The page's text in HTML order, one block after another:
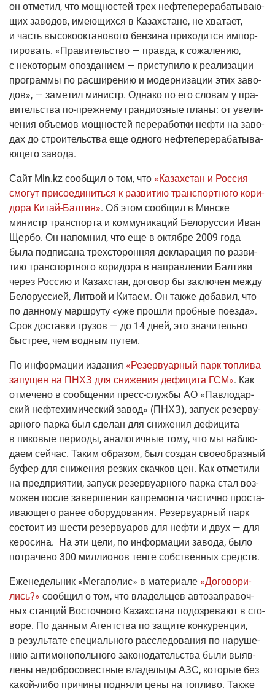
он отме­тил, что мощ­но­стей трех неф­те­пе­ре­ра­ба­ты­ва­ю­
щих заво­дов, име­ю­щих­ся в Казах­стане, не хва­та­ет,
и часть высо­ко­ок­та­но­во­го бен­зи­на при­хо­дит­ся импор­
ти­ро­вать. «Пра­ви­тель­ство — прав­да, к сожа­ле­нию,
с неко­то­рым опоз­да­ни­ем — при­сту­пи­ло к реа­ли­за­ции
про­грам­мы по рас­ши­ре­нию и модер­ни­за­ции этих заво­
дов», — заме­тил министр. Одна­ко по его сло­вам у пра­
ви­тель­ства по-преж­не­му гран­ди­оз­ные пла­ны: от уве­ли­
че­ния объ­е­мов мощ­но­стей пере­ра­бот­ки неф­ти на заво­
дах до стро­и­тель­ства еще одно­го неф­те­пе­ре­ра­ба­ты­ва­
ю­ще­го завода.
Сайт Мln.kz сооб­щил о том, что «Казах­стан и Рос­сия
смо­гут при­со­еди­нить­ся к раз­ви­тию транс­порт­но­го кори­
до­ра Китай-Бал­тия». Об этом сооб­щил в Мин­ске
министр транс­пор­та и ком­му­ни­ка­ций Бело­рус­сии Иван
Щер­бо. Он напом­нил, что еще в октяб­ре 2009 года
была под­пи­са­на трех­сто­рон­няя декла­ра­ция по раз­ви­
тию транс­порт­но­го кори­до­ра в направ­ле­нии Бал­ти­ки
через Рос­сию и Казах­стан, дого­вор бы заклю­чен меж­ду
Бело­рус­си­ей, Лит­вой и Кита­ем. Он так­же доба­вил, что
по дан­но­му марш­ру­ту «уже про­шли проб­ные поез­да».
Срок достав­ки гру­зов — до 14 дней, это зна­чи­тель­но
быст­рее, чем вод­ным путем.
По инфор­ма­ции изда­ния «Резер­ву­ар­ный парк топ­ли­ва
запу­щен на ПНХЗ для сни­же­ния дефи­ци­та ГСМ». Как
отме­че­но в сооб­ще­нии пресс-служ­бы АО «Пав­ло­дар­
ский неф­те­хи­ми­че­ский завод» (ПНХЗ), запуск резер­ву­
ар­но­го пар­ка был сде­лан для сни­же­ния дефи­ци­та
в пико­вые пери­о­ды, ана­ло­гич­ные тому, что мы наблю­
да­ем сей­час. Таким обра­зом, был создан свое­об­раз­ный
буфер для сни­же­ния рез­ких скач­ков цен. Как отме­ти­ли
на пред­при­я­тии, запуск резер­ву­ар­но­го пар­ка стал воз­
мо­жен после завер­ше­ния кап­ре­мон­та частич­но про­ста­
и­ва­ю­ще­го ранее обо­ру­до­ва­ния. Резер­ву­ар­ный парк
состо­ит из шести резер­ву­а­ров для неф­ти и двух — для
керо­си­на. На эти цели, по инфор­ма­ции заво­да, было
потра­че­но 300 мил­ли­о­нов тен­ге соб­ствен­ных средств.
Еже­не­дель­ник «Мега­по­лис» в мате­ри­а­ле «Дого­во­ри­
лись?» сооб­щил о том, что вла­дель­цев авто­за­пра­воч­
ных стан­ций Восточ­но­го Казах­ста­на подо­зре­ва­ют в сго­
во­ре. По дан­ным Агент­ства по защи­те кон­ку­рен­ции,
в резуль­та­те спе­ци­аль­но­го рас­сле­до­ва­ния по нару­ше­
нию анти­мо­но­поль­но­го зако­но­да­тель­ства были выяв­
ле­ны недобросовест­ные вла­дель­цы АЗС, кото­рые без
какой-либо при­чи­ны под­ня­ли цены на топ­ли­во. Так­же